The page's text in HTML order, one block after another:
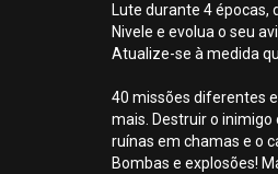
Lute durante 4 épocas,
Nivele e evolua o seu
Atualize-se à medida
40 missões diferentes
mais. Destruir o
ruínas em chamas e o
Bombas e explosões!